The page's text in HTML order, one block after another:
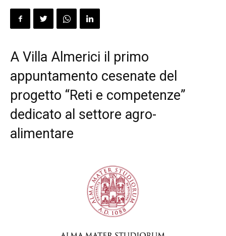
A Villa Almerici il primo
appuntamento cesenate del
progetto “Reti e competenze”
dedicato al settore agro-
alimentare